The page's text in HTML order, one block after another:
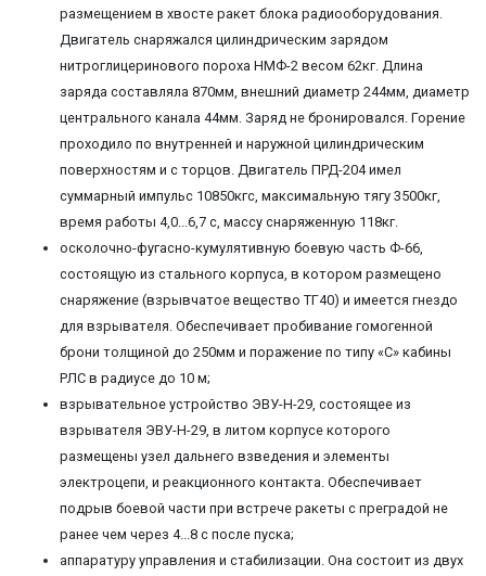
размещением в хвосте ракет блока радиооборудования.
Двигатель снаряжался цилиндрическим зарядом
нитроглицеринового пороха НМФ-2 весом 62кг. Длина
заряда составляла 870мм, внешний диаметр 244мм, диаметр
центрального канала 44мм. Заряд не бронировался. Горение
проходило по внутренней и наружной цилиндрическим
поверхностям и с торцов. Двигатель ПРД-204 имел
суммарный импульс 10850кгс, максимальную тягу 3500кг,
время работы 4,0...6,7 с, массу снаряженную 118кг.
осколочно-фугасно-кумулятивную боевую часть Ф-66,
состоящую из стального корпуса, в котором размещено
снаряжение (взрывчатое вещество ТГ40) и имеется гнездо
для взрывателя. Обеспечивает пробивание гомогенной
брони толщиной до 250мм и поражение по типу «С» кабины
РЛС в радиусе до 10 м;
взрывательное устройство ЭВУ-Н-29, состоящее из
взрывателя ЭВУ-Н-29, в литом корпусе которого
размещены узел дальнего взведения и элементы
электроцепи, и реакционного контакта. Обеспечивает
подрыв боевой части при встрече ракеты с преградой не
ранее чем через 4...8 с после пуска;
аппаратуру управления и стабилизации. Она состоит из двух